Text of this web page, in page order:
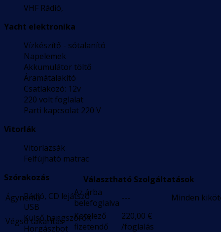
VHF Rádió,
Yacht elektronika
Vízkészítő - sótalanító
Napelemek
Akkumulátor töltő
Áramátalakító
Csatlakozó: 12v
220 volt foglalat
Parti kapcsolat 220 V
Vitorlák
Vitorlazsák
Felfújható matrac
Szórakozás
Rádió, CD lejátszó
USB
Külső hangszórók
Horgászbot
Választható Szolgáltatások
Ágynemű
Az árba
belefoglalva --- Minden
Végső takarítás
Kötelező
fizetendő
220,00 €
/foglalás